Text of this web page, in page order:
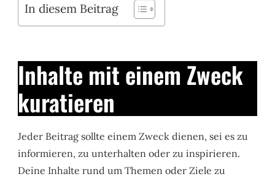
In diesem Beitrag
Inhalte mit einem Zweck
kuratieren
Jeder Beitrag sollte einem Zweck dienen, sei es zu
informieren, zu unterhalten oder zu inspirieren.
Deine Inhalte rund um Themen oder Ziele zu